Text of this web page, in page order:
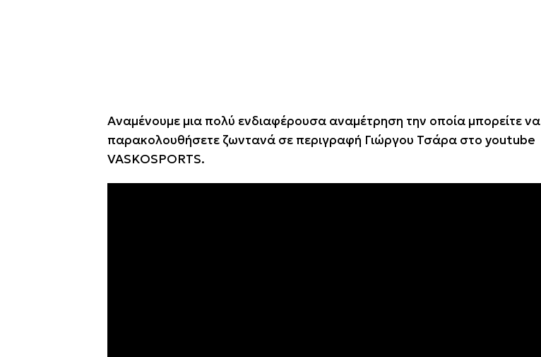
Αναμένουμε μια πολύ ενδιαφέρουσα αναμέτρηση την οποία μπορείτε να
παρακολουθήσετε ζωντανά σε περιγραφή Γιώργου Τσάρα στο youtube
VASKOSPORTS.